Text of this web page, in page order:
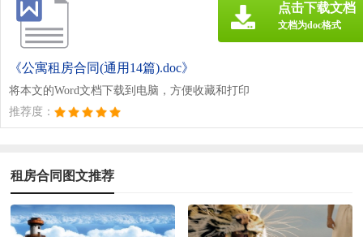
《公寓租房合同(通用14篇).doc》
将本文的Word文档下载到电脑，方便收藏和打印
推荐度：
点击下载文档
文档为doc格式
租房合同图文推荐